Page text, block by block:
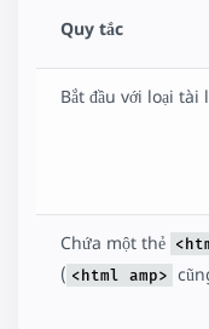
Quy tắc
Bắt đầu với loại tài
Chứa một thẻ
( <html amp>